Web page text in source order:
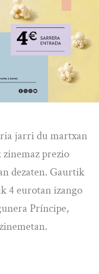
jarri du martxan
prezio
dezaten. Gaurtik
4 eurotan izango
Príncipe,